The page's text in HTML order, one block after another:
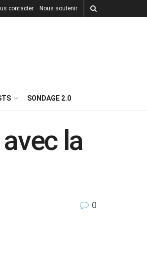
contacter Nous soutenir
SONDAGE 2.0
la
0